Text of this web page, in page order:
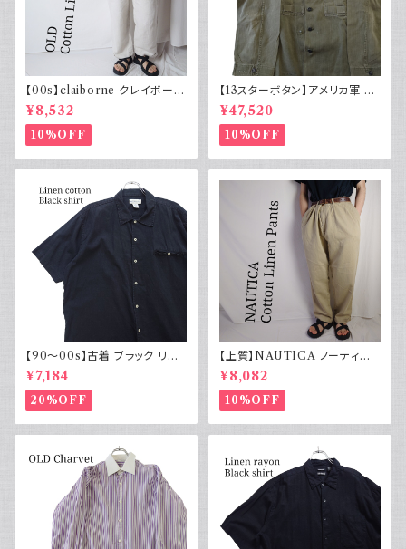
【00s】claiborne クレイボーン
リネンコットンパンツ ツータック
¥8,532
10%OFF
【13スターボタン】アメリカ軍 M
43 HBT ジャケット パッチ 軍物
実物
¥47,520
10%OFF
【90～00s】古着 ブラック リネ
ンコットンシャツ 黒 ボックスシ
ルエット
¥7,184
20%OFF
【上質】NAUTICA ノーティカ
コットンリネンパンツ ツータック
¥8,082
10%OFF